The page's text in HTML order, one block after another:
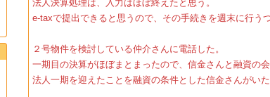
法人決算処理は、入力はほぼ終えたと思う。
e-taxで提出できると思うので、その手続きを週末に行う
２号物件を検討している仲介さんに電話した。
一期目の決算がほぼまとまったので、信金さんと融資の
法人一期を迎えたことを融資の条件とした信金さんがいた